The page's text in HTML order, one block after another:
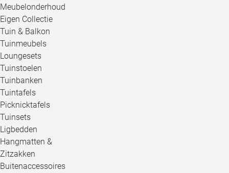
Meubelonderhoud
Eigen Collectie
Tuin & Balkon
Tuinmeubels
Loungesets
Tuinstoelen
Tuinbanken
Tuintafels
Picknicktafels
Tuinsets
Ligbedden
Hangmatten &
Zitzakken
Buitenaccessoires